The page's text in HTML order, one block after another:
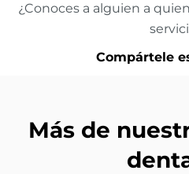
¿Conoces a alguien a
Compártele
Más de